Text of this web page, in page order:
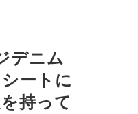
デニム
ートに
持って